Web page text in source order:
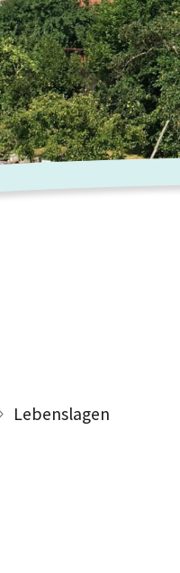
Lebenslagen